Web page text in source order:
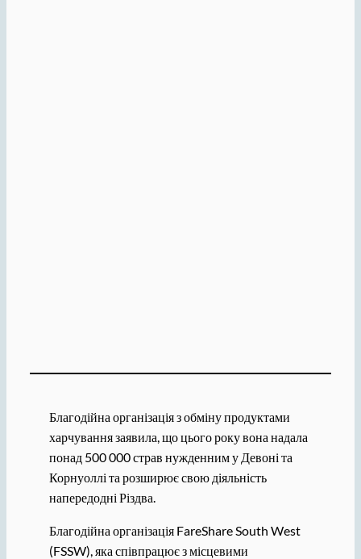
Благодійна організація з обміну продуктами
харчування заявила, що цього року вона надала
понад 500 000 страв нужденним у Девоні та
Корнуоллі та розширює свою діяльність
напередодні Різдва.
Благодійна організація FareShare South West
(FSSW), яка співпрацює з місцевими